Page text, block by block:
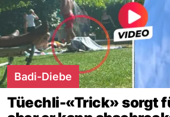
Badi-Diebe
Tüechli-«Trick» sorgt